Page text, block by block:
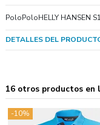
PoloPoloHELLY HANSEN
DETALLES DEL
16 otros productos en
-10%